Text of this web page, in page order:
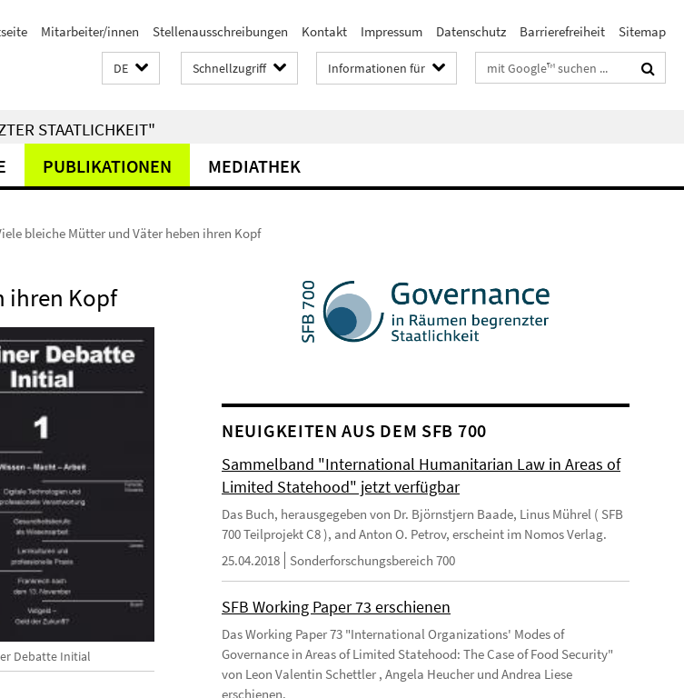
Mitarbeiter/innen Stellenausschreibungen Kontakt Impressum Datenschutz Barrierefreiheit Sitemap
DE Schnellzugriff Informationen für Suchbegriffe
STAATLICHKEIT"
PUBLIKATIONEN MEDIATHEK
bleiche Mütter und Väter heben ihren Kopf
ihren Kopf
Debatte Initial
NEUIGKEITEN AUS DEM SFB 700
Sammelband "International Humanitarian Law in Areas of
Limited Statehood" jetzt verfügbar
Das Buch, herausgegeben von Dr. Björnstjern Baade, Linus Mührel ( SFB
700 Teilprojekt C8 ), and Anton O. Petrov, erscheint im Nomos Verlag.
25.04.2018
Sonderforschungsbereich 700
SFB Working Paper 73 erschienen
Das Working Paper 73 "International Organizations' Modes of
Governance in Areas of Limited Statehood: The Case of Food Security"
von Leon Valentin Schettler , Angela Heucher und Andrea Liese
erschienen.